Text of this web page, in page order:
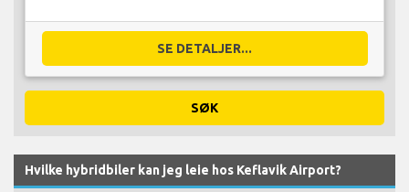
SE DETALJER...
SØK
Hvilke hybridbiler kan jeg leie hos Keflavik Airport?